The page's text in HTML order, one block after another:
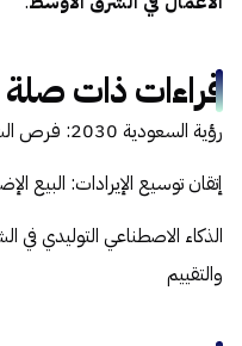
قراءات ذات صلة
رؤية السعودية 2030: فرص الشركات الناشئة للشركات الكبرى
إتقان توسيع الإيرادات: البيع
الذكاء الاصطناعي التوليدي
والتقييم